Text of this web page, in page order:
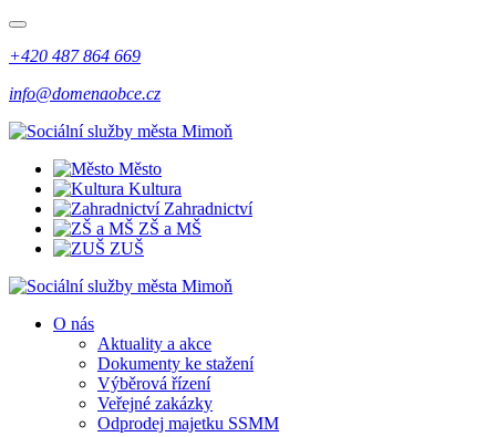
+420 487 864 669
info@domenaobce.cz
Město
Kultura
Zahradnictví
ZŠ a MŠ
ZUŠ
O nás
Aktuality a akce
Dokumenty ke stažení
Výběrová řízení
Veřejné zakázky
Odprodej majetku SSMM